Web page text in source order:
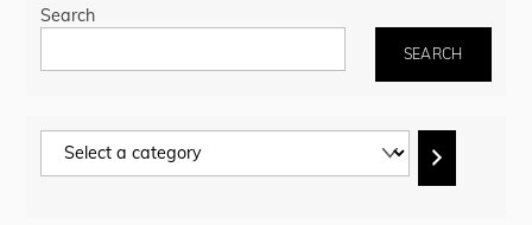
Search
SEARCH
Select